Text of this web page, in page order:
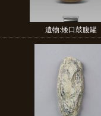
遺物:矮口鼓腹罐